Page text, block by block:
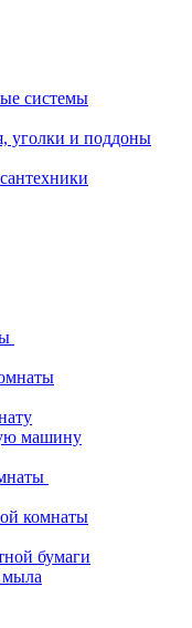
системы
уголки и поддоны
машину
комнаты
бумаги
мыла